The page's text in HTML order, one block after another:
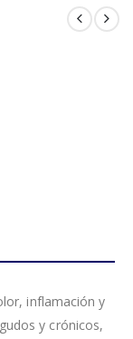
inflamación y
y crónicos,